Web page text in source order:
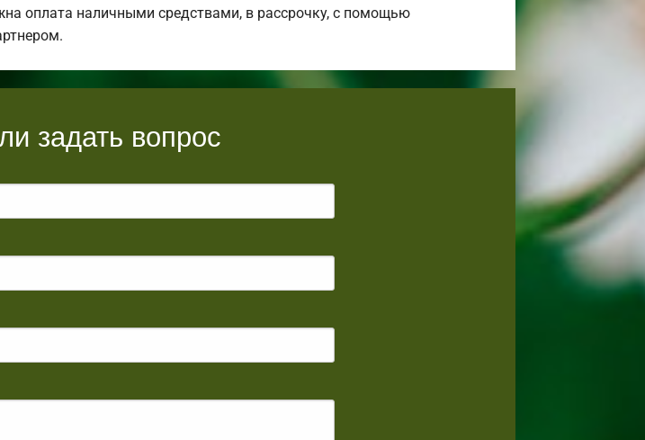
оплата наличными средствами, в рассрочку, с помощью
задать вопрос